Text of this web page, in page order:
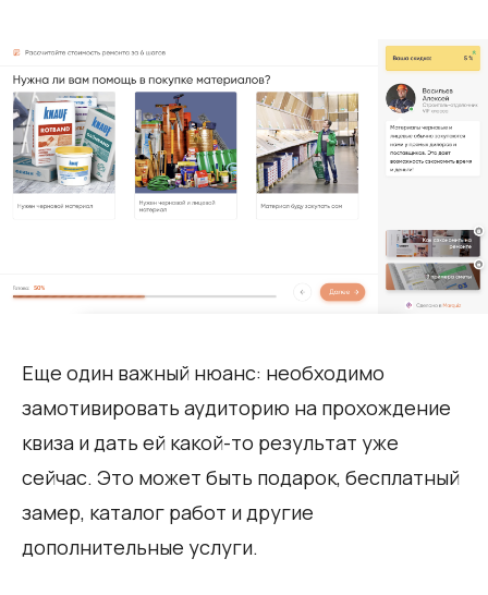
Еще один важный нюанс: необходимо
замотивировать аудиторию на прохождение
квиза и дать ей какой-то результат уже
сейчас. Это может быть подарок, бесплатный
замер, каталог работ и другие
дополнительные услуги.